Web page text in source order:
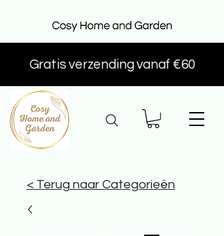
Gratis verzending vanaf €60
< Terug naar Categorieën